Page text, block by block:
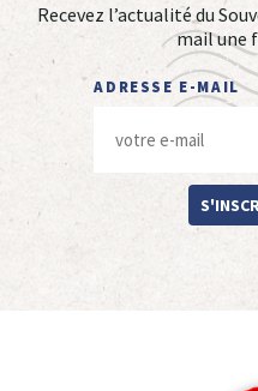
Recevez l’actualité du
mail une
ADRESSE E-MAIL